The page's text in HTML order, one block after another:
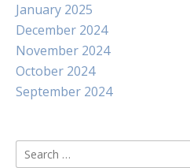
January 2025
December 2024
November 2024
October 2024
September 2024
Search